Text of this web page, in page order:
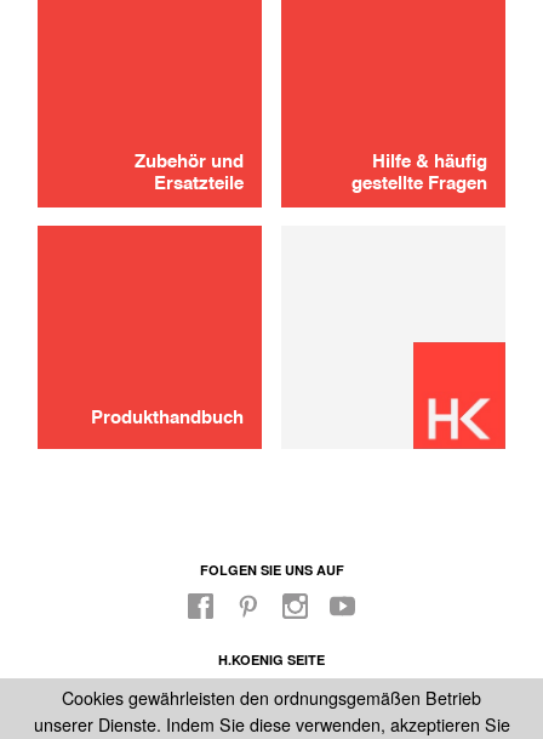
Zubehör und
Ersatzteile
Hilfe & häufig
gestellte Fragen
Produkthandbuch
KONTAKT
verwenden
FOLGEN SIE UNS AUF
H.KOENIG SEITE
UNSER KUNDENDIENST
Cookies gewährleisten den ordnungsgemäßen Betrieb
unserer Dienste. Indem Sie diese verwenden, akzeptieren Sie